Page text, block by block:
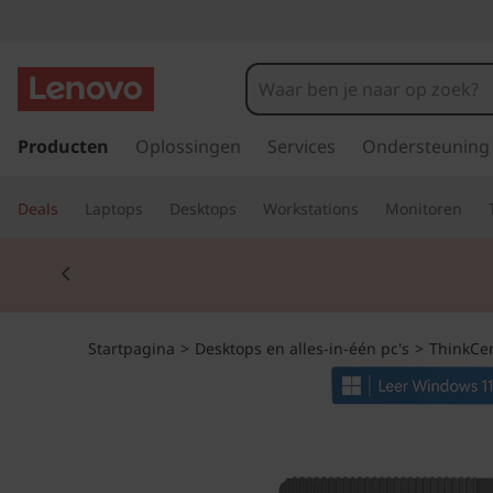
h
n
k
a
a
Producten Oplossingen Services Ondersteuning
Deals Laptops Desktops Workstations Monitoren
Currently displaying item 2 of 2
Startpagina > Desktops en alles-in-één pc's >